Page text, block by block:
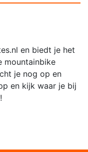
en biedt je het
mountainbike
je nog op en
en kijk waar je bij